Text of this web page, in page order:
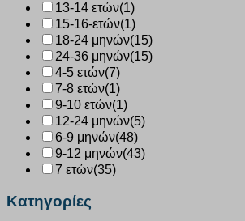
13-14 ετών(1)
15-16-ετών(1)
18-24 μηνών(15)
24-36 μηνών(15)
4-5 ετών(7)
7-8 ετών(1)
9-10 ετών(1)
12-24 μηνών(5)
6-9 μηνών(48)
9-12 μηνών(43)
7 ετών(35)
Κατηγορίες